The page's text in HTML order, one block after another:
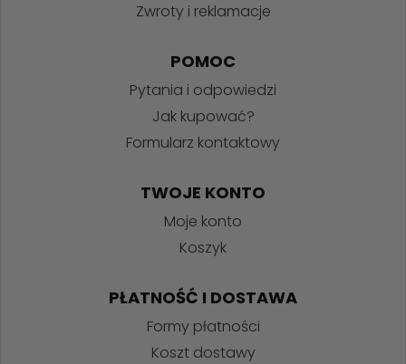
Zwroty i reklamacje
POMOC
Pytania i odpowiedzi
Jak kupować?
Formularz kontaktowy
TWOJE KONTO
Moje konto
Koszyk
PŁATNOŚĆ I DOSTAWA
Formy płatności
Koszt dostawy